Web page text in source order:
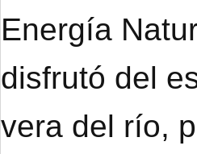
Energía
disfrutó del
vera del río,